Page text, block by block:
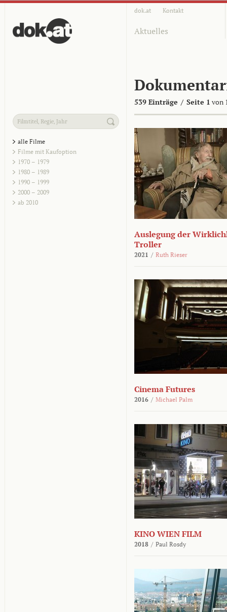
dok.at Kontakt
Aktuelles
539 Einträge / Seite 1 von
alle Filme
Filme mit Kaufoption
1970 – 1979
1980 – 1989
1990 – 1999
2000 – 2009
ab 2010
Auslegung der
Troller
2021 / Ruth Rieser
Cinema Futures
2016 / Michael Palm
KINO WIEN FILM
2018 / Paul Rosdy